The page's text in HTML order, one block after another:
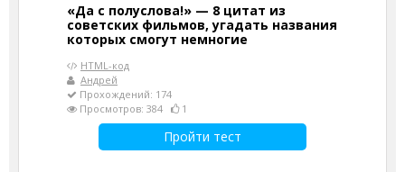
«Да с полуслова!» — 8 цитат из
советских фильмов, угадать названия
которых смогут немногие
HTML-код
Андрей
Прохождений: 174
Просмотров: 384
1
Пройти тест